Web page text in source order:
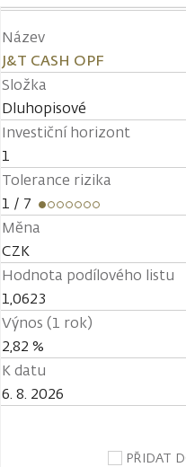
Název
J&T CASH OPF
Složka
Dluhopisové
Investiční horizont
1
Tolerance rizika
1 / 7
Měna
CZK
Hodnota podílového listu
1,0623
Výnos (1 rok)
2,82 %
K datu
6. 8. 2026
PŘIDAT